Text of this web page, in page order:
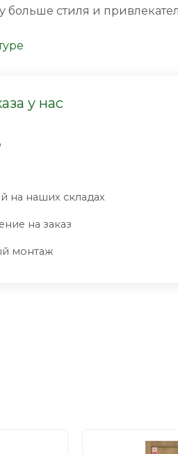
больше стиля и
у нас
на наших складах
на заказ
монтаж